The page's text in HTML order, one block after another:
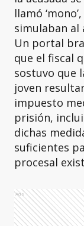
llamó
simulaban al
Un portal
que el fiscal
sostuvo que
joven
impuesto
prisión,
dichas
suficientes
procesal
Ads